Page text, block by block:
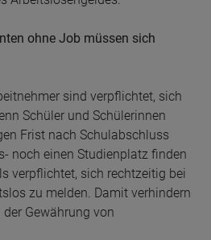
ohne Job müssen sich
sind verpflichtet, sich
Schüler und Schülerinnen
Frist nach Schulabschluss
noch einen Studienplatz finden
verpflichtet, sich rechtzeitig bei
zu melden. Damit verhindern
Gewährung von